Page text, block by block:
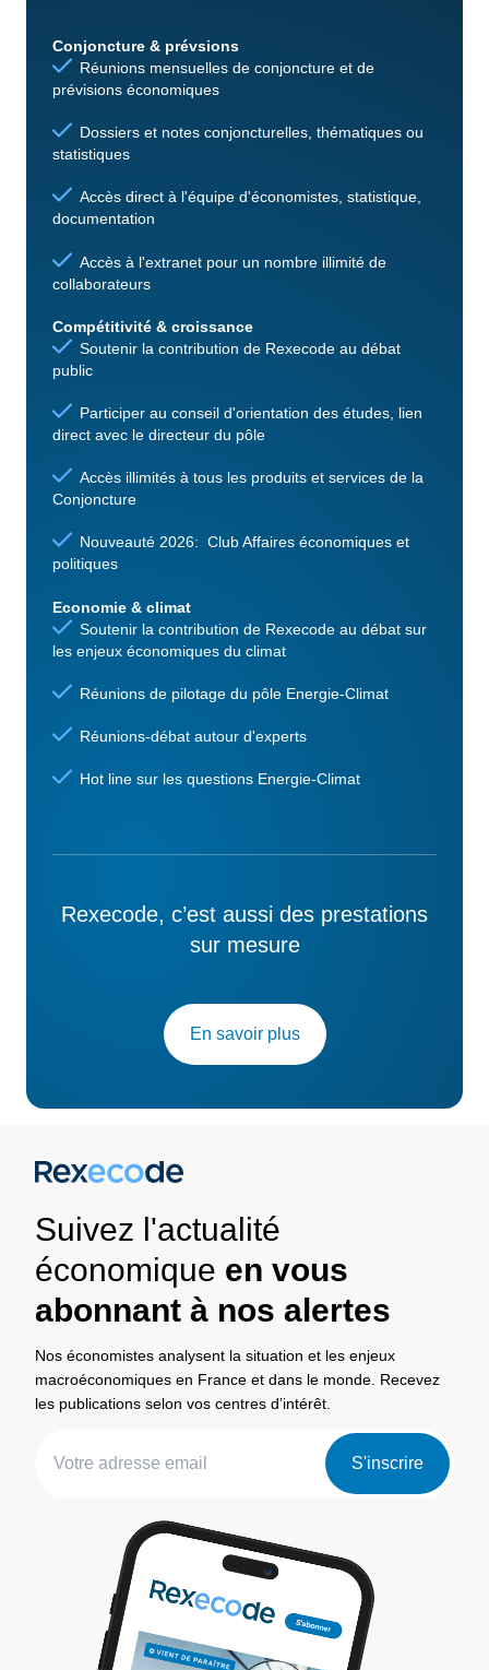
Conjoncture & prévsions
Réunions mensuelles de conjoncture et de
prévisions économiques
Dossiers et notes conjoncturelles, thématiques ou
statistiques
Accès direct à l'équipe d'économistes, statistique,
documentation
Accès à l'extranet pour un nombre illimité de
collaborateurs
Compétitivité & croissance
Soutenir la contribution de Rexecode au débat
public
Participer au conseil d'orientation des études, lien
direct avec le directeur du pôle
Accès illimités à tous les produits et services de la
Conjoncture
Nouveauté 2026: Club Affaires économiques et
politiques
Economie & climat
Soutenir la contribution de Rexecode au débat sur
les enjeux économiques du climat
Réunions de pilotage du pôle Energie-Climat
Réunions-débat autour d'experts
Hot line sur les questions Energie-Climat
Rexecode, c’est aussi des prestations
sur mesure
En savoir plus
Suivez l'actualité
économique en vous
abonnant à nos alertes
Nos économistes analysent la situation et les enjeux
macroéconomiques en France et dans le monde. Recevez
les publications selon vos centres d’intérêt.
S'inscrire